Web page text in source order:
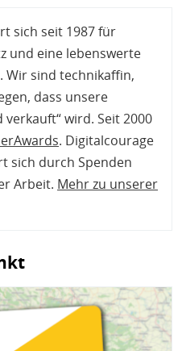
sich seit 1987 für
und eine lebenswerte
Wir sind technikaffin,
dass unsere
wird. Seit 2000
. Digitalcourage
sich durch Spenden
Arbeit. Mehr zu unserer